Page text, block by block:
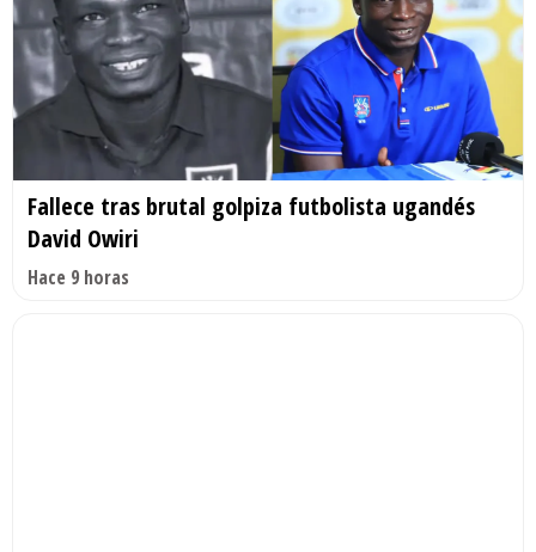
Fallece tras brutal golpiza futbolista ugandés
David Owiri
Hace 9 horas